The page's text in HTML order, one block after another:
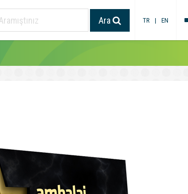
Ara TR | EN